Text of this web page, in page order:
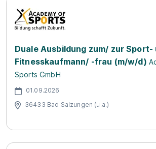
Duale Ausbildung zum/ zur Sport-
Fitnesskaufmann/ -frau (m/w/d)
Sports GmbH
01.09.2026
36433 Bad Salzungen (u.a.)